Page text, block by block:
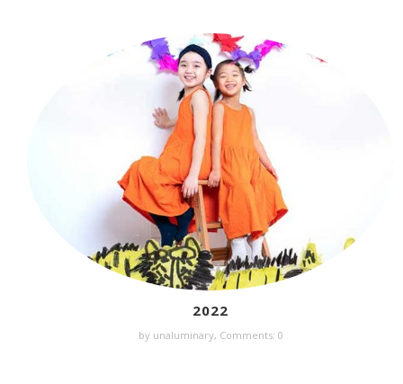
2022
by unaluminary, Comments: 0